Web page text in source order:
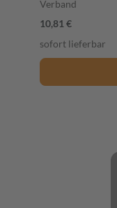
Verband
10,81 €
sofort lieferbar